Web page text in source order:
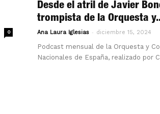
0
Desde el atril de Javier
trompista de la Orquesta
Ana Laura Iglesias - diciembre 15, 2024
Podcast mensual de la Orquesta y
Nacionales de España, realizado por